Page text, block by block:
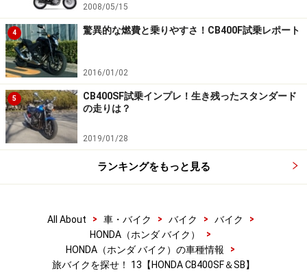
2008/05/15
4 驚異的な燃費と乗りやすさ！CB400F試乗レポート
2016/01/02
5
CB400SF試乗インプレ！生き残ったスタンダード
の走りは？
2019/01/28
ランキングをもっと見る
All About > 車・バイク > バイク > バイク
>
HONDA（ホンダ バイク）
>
HONDA（ホンダ バイク）の車種情報
>
旅バイクを探せ！ 13【HONDA CB400SF＆SB】